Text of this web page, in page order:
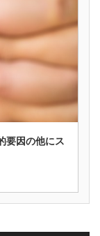
要因の他にス